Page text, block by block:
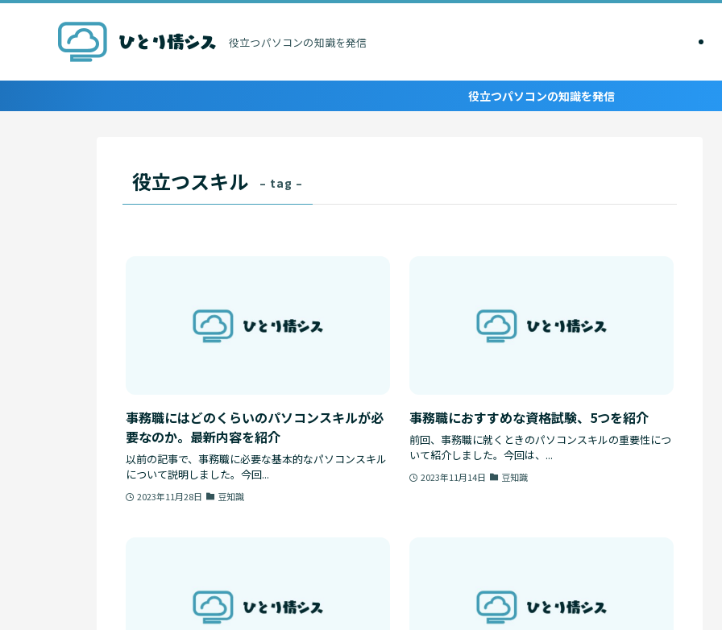
役立つパソコンの知識を発信
役立つパソコンの知識を発信
役立つスキル – tag –
事務職にはどのくらいのパソコンスキルが必
要なのか。最新内容を紹介
以前の記事で、事務職に必要な基本的なパソコンスキル
について説明しました。今回...
2023年11月28日 豆知識
事務職におすすめな資格試験、5つを紹介
前回、事務職に就くときのパソコンスキルの重要性につ
いて紹介しました。今回は、...
2023年11月14日 豆知識